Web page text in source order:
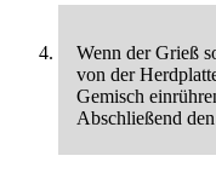
Wenn der Grieß
von der
Gemisch
Abschließend